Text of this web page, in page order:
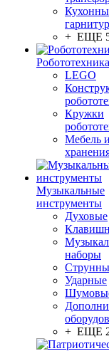
+ ЕЩЕ
Робототехника
LEGO
Кружки
Мебель
Музыкальные
инструменты
Духовые
наборы
Ударные
+ ЕЩЕ